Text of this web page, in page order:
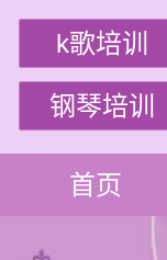
k歌培训
钢琴培训
首页